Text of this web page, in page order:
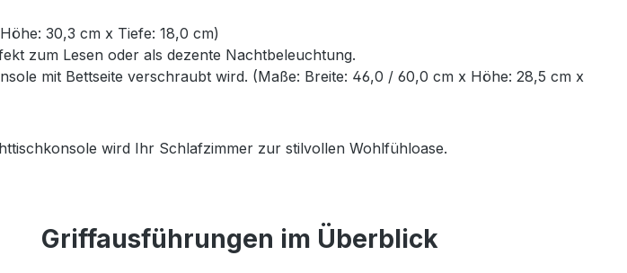
30,3 cm x Tiefe: 18,0 cm)
zum Lesen oder als dezente Nachtbeleuchtung.
mit Bettseite verschraubt wird. (Maße: Breite: 46,0 / 60,0 cm x Höhe: 28,5 cm x
wird Ihr Schlafzimmer zur stilvollen Wohlfühloase.
Griffausführungen im Überblick